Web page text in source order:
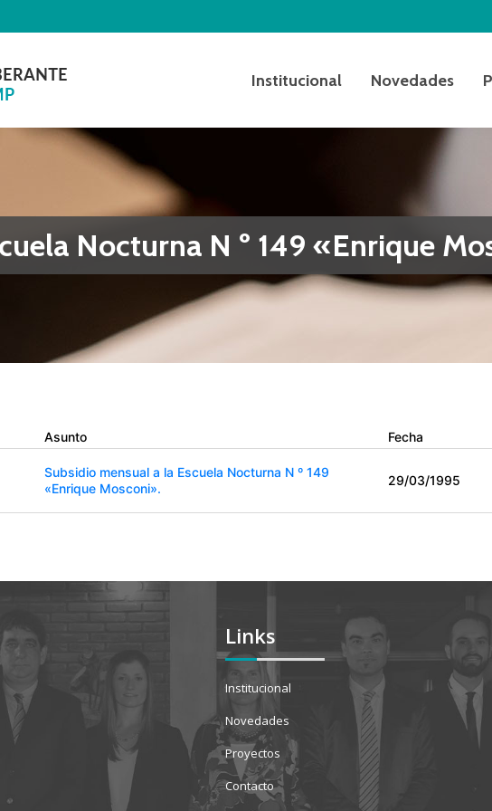
Institucional Novedades
Nocturna N º 149 «Enrique
Asunto Fecha
Subsidio mensual a la Escuela Nocturna N º 149
«Enrique Mosconi».
29/03/1995
Links
Institucional
Novedades
Proyectos
Contacto